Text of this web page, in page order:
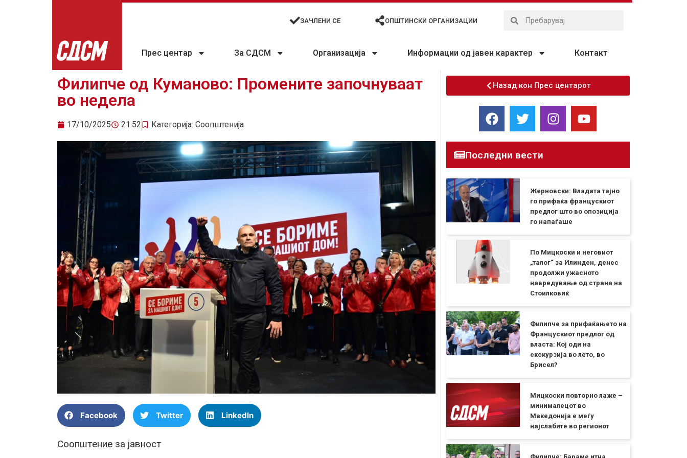
ЗАЧЛЕНИ СЕ ОПШТИНСКИ ОРГАНИЗАЦИИ
Прес центар За СДСМ Организација Информации од јавен карактер Контакт
Филипче од Куманово: Промените започнуваат
во недела
17/10/2025 21:52 Категорија: Соопштенија
Facebook Twitter LinkedIn
Соопштение за јавност
Назад кон Прес центарот
Последни вести
Жерновски: Владата тајно
го прифаќа францускиот
предлог што во опозиција
го напаѓаше
По Мицкоски и неговиот
„талог“ за Илинден, денес
продолжи ужасното
навредување од страна на
Стоилковиќ
Филипче за прифаќањето на
Францускиот предлог од
власта: Кој оди на
екскурзија во лето, во
Брисел?
Мицкоски повторно лаже –
минималецот во
Македонија е меѓу
најслабите во регионот